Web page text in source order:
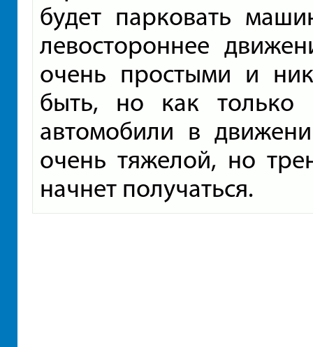
будет парковать
левостороннее
очень простыми и
быть, но как только
автомобили в
очень тяжелой, но
начнет получаться.